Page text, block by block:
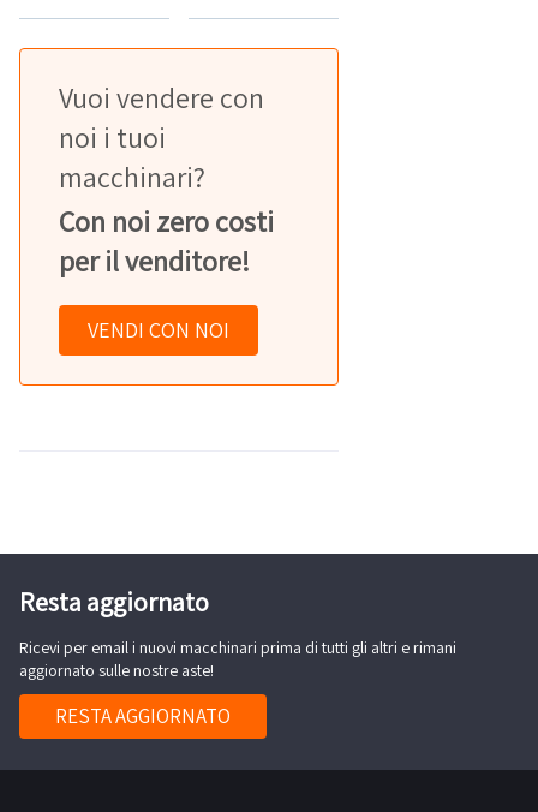
Vuoi vendere con
noi i tuoi
macchinari?
Con noi zero costi
per il venditore!
VENDI CON NOI
Resta aggiornato
Ricevi per email i nuovi macchinari prima di tutti gli altri e rimani
aggiornato sulle nostre aste!
RESTA AGGIORNATO